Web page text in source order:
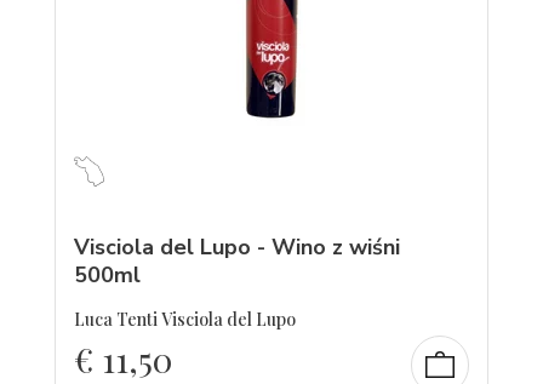
Visciola del Lupo - Wino z wiśni
500ml
Luca Tenti Visciola del Lupo
€ 11,50